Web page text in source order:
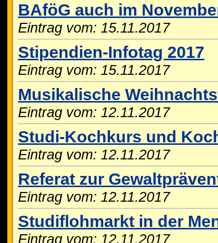
BAföG auch im
Eintrag vom: 15.11.2017
Stipendien-Infotag 2017
Eintrag vom: 15.11.2017
Musikalische
Eintrag vom: 12.11.2017
Studi-Kochkurs und
Eintrag vom: 12.11.2017
Referat zur
Eintrag vom: 12.11.2017
Studiflohmarkt in der
Eintrag vom: 12.11.2017